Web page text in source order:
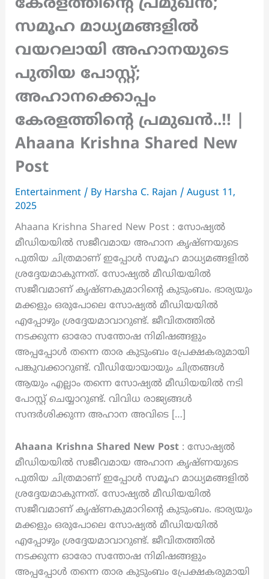
കേരളത്തിന്റെ പ്രമുഖൻ;
സമൂഹ മാധ്യമങ്ങളിൽ
വയറലായി അഹാനയുടെ
പുതിയ പോസ്റ്റ്;
അഹാനക്കൊപ്പം
കേരളത്തിന്റെ പ്രമുഖൻ..!! |
Ahaana Krishna Shared New
Post
Entertainment/ By Harsha C. Rajan / August 11,
2025
Ahaana Krishna Shared New Post : സോഷ്യൽ
മീഡിയയിൽ സജീവമായ അഹാന കൃഷ്ണയുടെ
പുതിയ ചിത്രമാണ് ഇപ്പോൾ സമൂഹ മാധ്യമങ്ങളിൽ
ശ്രദ്ദേയമാകുന്നത്. സോഷ്യൽ മീഡിയയിൽ
സജീവമാണ് കൃഷ്ണകുമാറിന്റെ കുടുംബം. ഭാര്യയും
മക്കളും ഒരുപോലെ സോഷ്യൽ മീഡിയയിൽ
എപ്പോഴും ശ്രദ്ദേയമാവാറുണ്ട്. ജീവിതത്തിൽ
നടക്കുന്ന ഓരോ സന്തോഷ നിമിഷങ്ങളും
അപ്പപ്പോൾ തന്നെ താര കുടുംബം പ്രേക്ഷകരുമായി
പങ്കുവക്കാറുണ്ട്. വീഡിയോയായും ചിത്രങ്ങൾ
ആയും എല്ലാം തന്നെ സോഷ്യൽ മീഡിയയിൽ നടി
പോസ്റ്റ് ചെയ്യാറുണ്ട്. വിവിധ രാജ്യങ്ങൾ
സന്ദർശിക്കുന്ന അഹാന അവിടെ […]
Ahaana Krishna Shared New Post : സോഷ്യൽ
മീഡിയയിൽ സജീവമായ അഹാന കൃഷ്ണയുടെ
പുതിയ ചിത്രമാണ് ഇപ്പോൾ സമൂഹ മാധ്യമങ്ങളിൽ
ശ്രദ്ദേയമാകുന്നത്. സോഷ്യൽ മീഡിയയിൽ
സജീവമാണ് കൃഷ്ണകുമാറിന്റെ കുടുംബം. ഭാര്യയും
മക്കളും ഒരുപോലെ സോഷ്യൽ മീഡിയയിൽ
എപ്പോഴും ശ്രദ്ദേയമാവാറുണ്ട്. ജീവിതത്തിൽ
നടക്കുന്ന ഓരോ സന്തോഷ നിമിഷങ്ങളും
അപ്പപ്പോൾ തന്നെ താര കുടുംബം പ്രേക്ഷകരുമായി